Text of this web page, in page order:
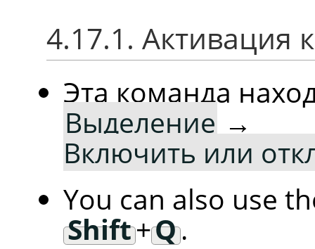
4.17.1. Активация
Эта команда
Выделение →
Включить или
You can also use
Shift+Q.